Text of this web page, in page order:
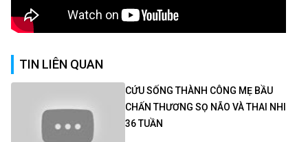
TIN LIÊN QUAN
CỨU SỐNG THÀNH CÔNG MẸ BẦU
CHẤN THƯƠNG SỌ NÃO VÀ THAI NHI
36 TUẦN